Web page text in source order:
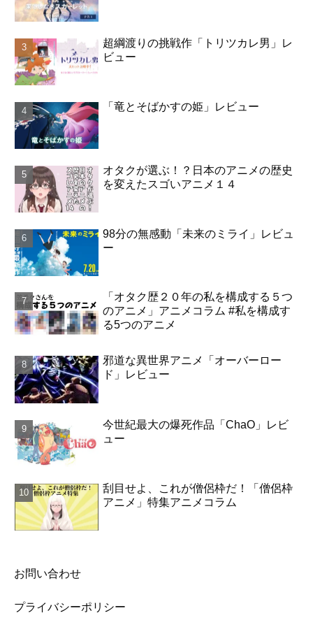
超綱渡りの挑戦作「トリツカレ男」レ
ビュー
「竜とそばかすの姫」レビュー
オタクが選ぶ！？日本のアニメの歴史
を変えたスゴいアニメ１４
98分の無感動「未来のミライ」レビュ
ー
「オタク歴２０年の私を構成する５つ
のアニメ」アニメコラム #私を構成す
る5つのアニメ
邪道な異世界アニメ「オーバーロー
ド」レビュー
今世紀最大の爆死作品「ChaO」レビ
ュー
刮目せよ、これが僧侶枠だ！「僧侶枠
アニメ」特集アニメコラム
お問い合わせ
プライバシーポリシー